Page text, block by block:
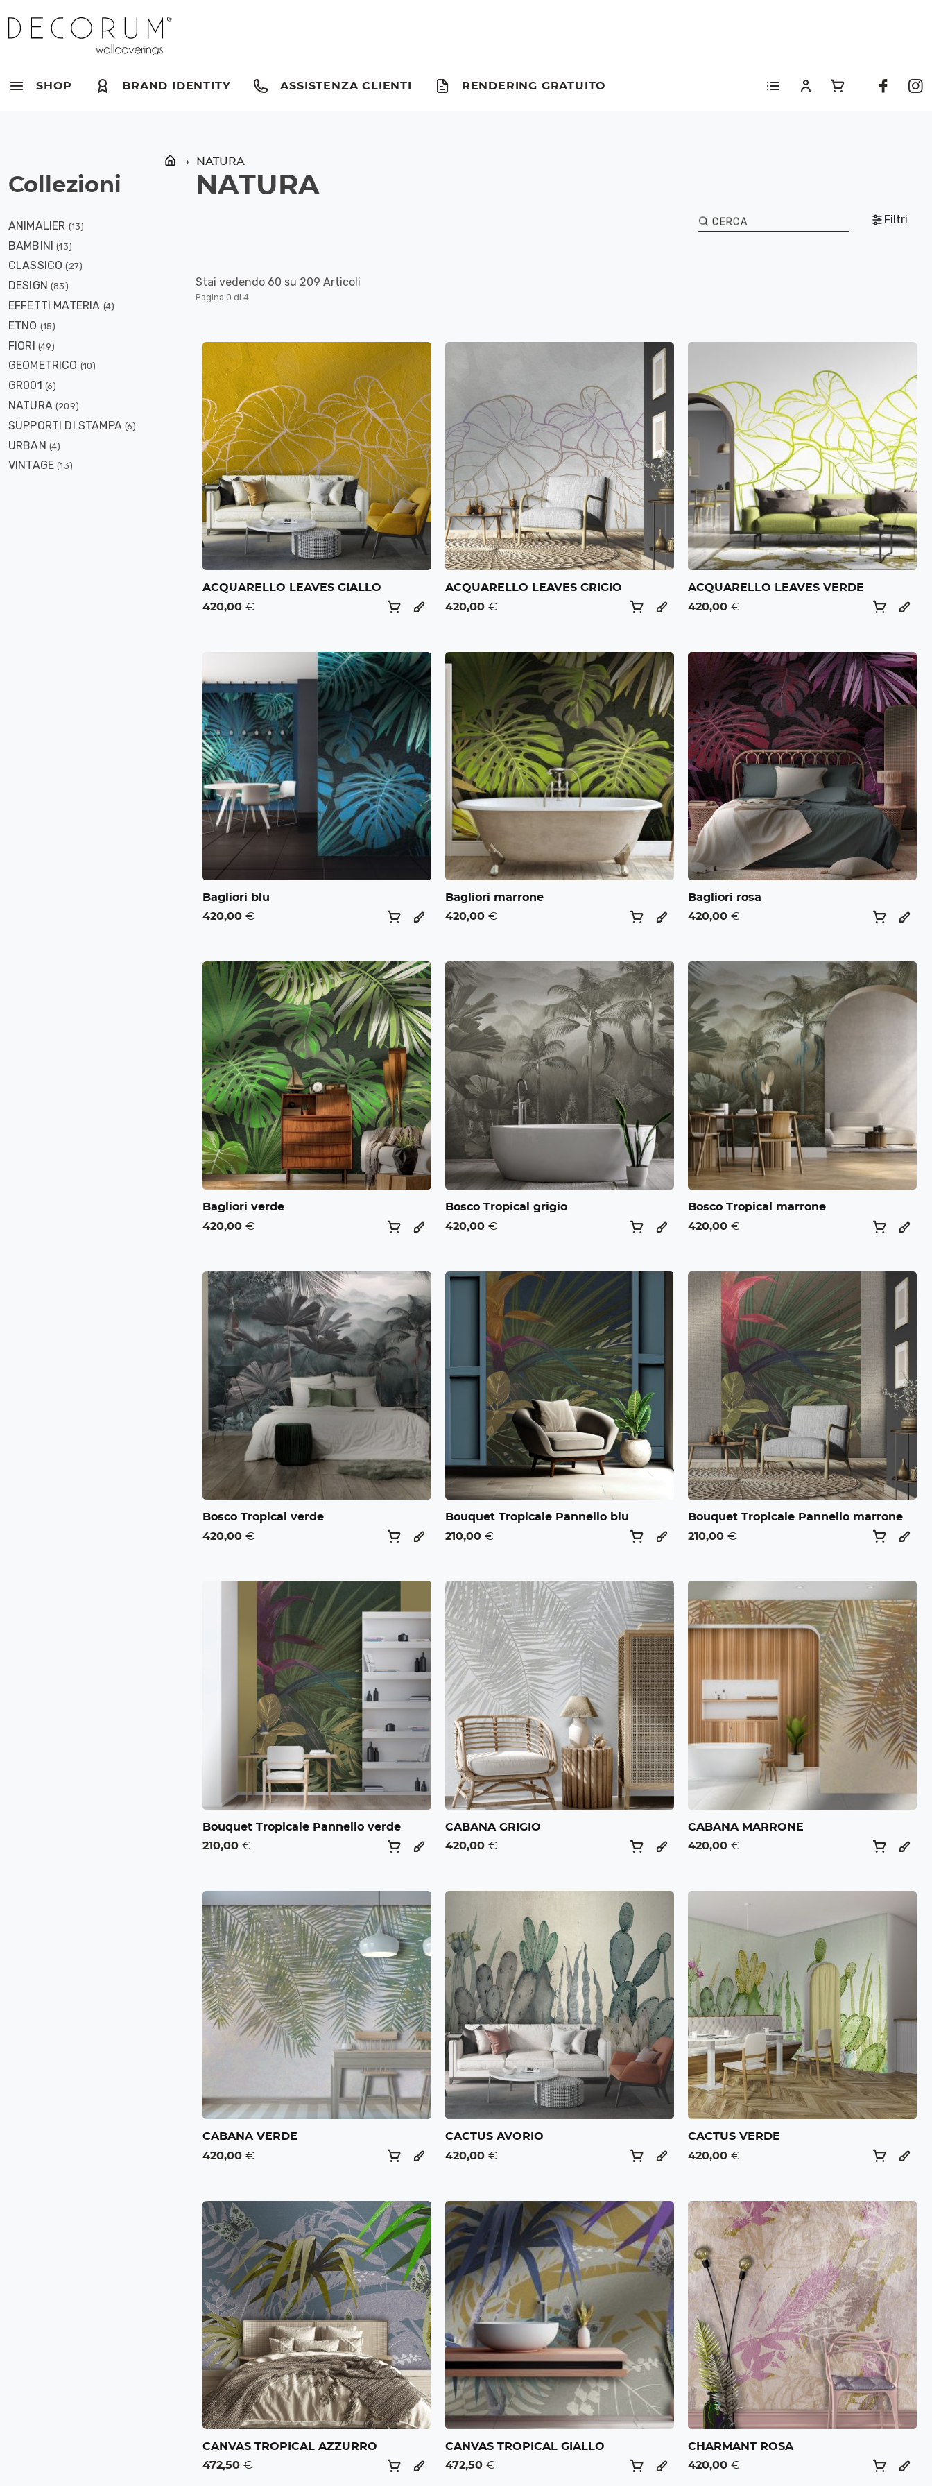
content
SHOP BRAND IDENTITY ASSISTENZA CLIENTI RENDERING GRATUITO
NATURA
NATURA
CERCA Filtri
Stai vedendo 60 su 209 Articoli
Pagina 0 di 4
ACQUARELLO LEAVES GIALLO
420,00€
ACQUARELLO LEAVES GRIGIO
420,00€
ACQUARELLO LEAVES VERDE
420,00€
Bagliori blu
420,00€
Bagliori marrone
420,00€
Bagliori rosa
420,00€
Bagliori verde
420,00€
Bosco Tropical grigio
420,00€
Bosco Tropical marrone
420,00€
Bosco Tropical verde
420,00€
Bouquet Tropicale Pannello blu
210,00€
Bouquet Tropicale Pannello marrone
210,00€
Bouquet Tropicale Pannello verde
210,00€
CABANA GRIGIO
420,00€
CABANA MARRONE
420,00€
CABANA VERDE
420,00€
CACTUS AVORIO
420,00€
CACTUS VERDE
420,00€
CANVAS TROPICAL AZZURRO
472,50€
CANVAS TROPICAL GIALLO
472,50€
CHARMANT ROSA
420,00€
Collezioni
ANIMALIER (13)
BAMBINI (13)
CLASSICO (27)
DESIGN (83)
EFFETTI MATERIA (4)
ETNO (15)
FIORI (49)
GEOMETRICO (10)
GR001 (6)
NATURA (209)
SUPPORTI DI STAMPA (6)
URBAN (4)
VINTAGE (13)